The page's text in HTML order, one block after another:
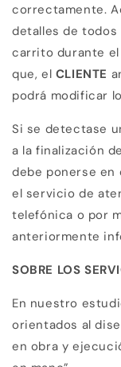
correctamente.
detalles de todos
carrito durante
que, el CLIENTE
podrá modificar
Si se detectase
a la finalización
debe ponerse en
el servicio de
telefónica o por
anteriormente
SOBRE LOS
En nuestro
orientados al
en obra y